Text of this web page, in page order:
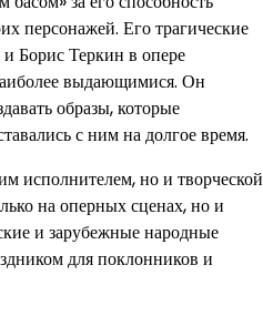
персонажей. Его трагические
Борис Теркин в опере
выдающимися. Он
образы, которые
с ним на долгое время.
исполнителем, но и творческой
на оперных сценах, но и
и зарубежные народные
для поклонников и